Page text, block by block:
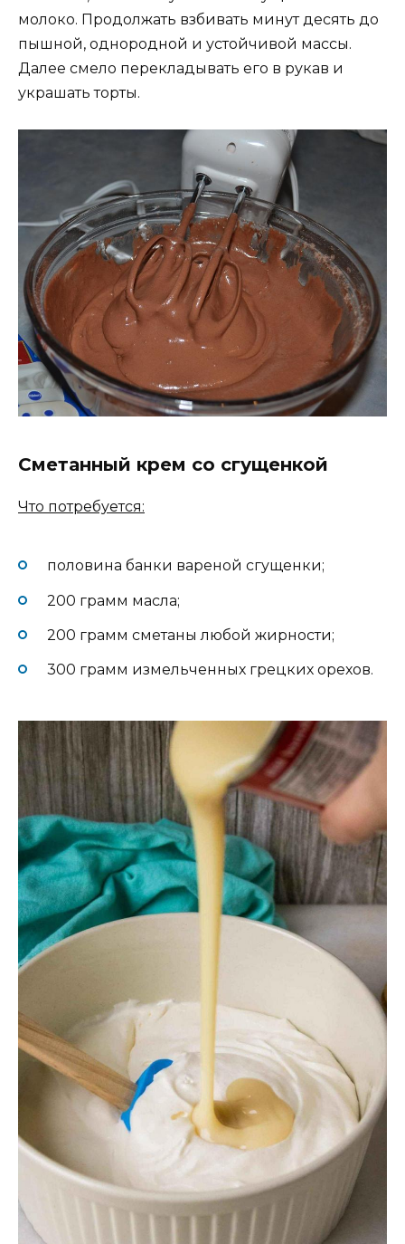
молоко. Продолжать взбивать минут десять до
пышной, однородной и устойчивой массы.
Далее смело перекладывать его в рукав и
украшать торты.
Сметанный крем со сгущенкой
Что потребуется:
половина банки вареной сгущенки;
200 грамм масла;
200 грамм сметаны любой жирности;
300 грамм измельченных грецких орехов.